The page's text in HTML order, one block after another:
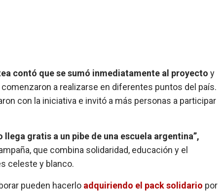
contó que se sumó inmediatamente al proyecto y
a realizarse en diferentes puntos del país.
con la iniciativa e invitó a más personas a participar
gratis a un pibe de una escuela argentina”,
que combina solidaridad, educación y el
celeste y blanco.
pueden hacerlo adquiriendo el pack solidario por